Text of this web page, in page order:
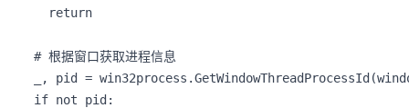
    return
  # 根据窗口获取进程信息
_, pid =
  if not pid: